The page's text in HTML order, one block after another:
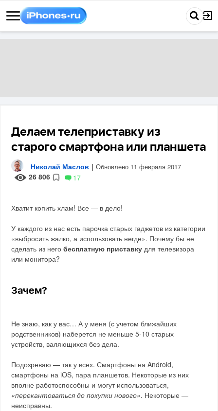
Делаем телеприставку из
старого смартфона или планшета
Николай Маслов | Обновлено 11 февраля 2017
26 806 17
Хватит копить хлам! Все — в дело!
У каждого из нас есть парочка старых гаджетов из категории
«выбросить жалко, а использовать негде». Почему бы не
сделать из негобесплатную приставку для телевизора
или монитора?
Зачем?
Не знаю, как у вас… А у меня (с учетом ближайших
родственников) наберется не меньше 5-10 старых
устройств, валяющихся без дела.
Подозреваю — так у всех. Смартфоны на Android,
смартфоны на iOS, пара планшетов. Некоторые из них
вполне работоспособны и могут использоваться,
«перекантоваться до покупки нового». Некоторые —
неисправны.